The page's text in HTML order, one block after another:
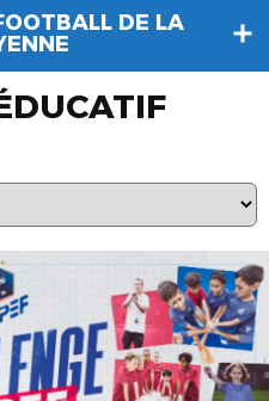
DE LA